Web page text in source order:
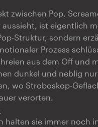
zwischen Pop,
ist eigentlich
Struktur, sondern
Prozess
aus dem Off und
dunkel und neblig
wo Stroboskop-
verorten.
halten sie immer noch